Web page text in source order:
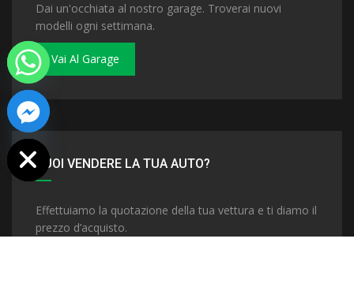
Dai un'occhiata al nostro garage. Troverai nuovi
modelli ogni settimana.
Vai Al Garage
VUOI VENDERE LA TUA AUTO?
Effettuiamo la quotazione della tua vettura e ti diamo il
prezzo d’acquisto.